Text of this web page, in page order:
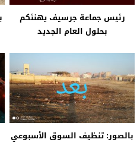
بالصور: تنظيف السوق الأسبوعي